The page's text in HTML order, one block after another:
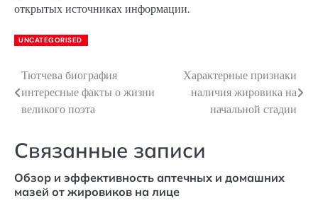
открытых источниках информации.
UNCATEGORISED
Навигация
по
Тютчева биография
интересные факты о жизни
великого поэта
Характерные признаки
наличия жировика на
начальной стадии
Связанные записи
Обзор и эффективность аптечных и домашних
мазей от жировиков на лице